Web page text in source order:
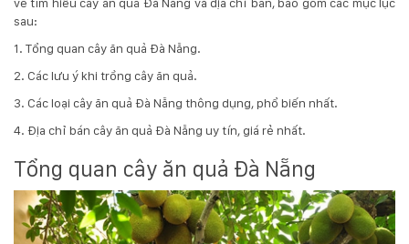
hoasenvietdn@gmail.com
573
Nguyễn
Hữu
Thọ
về tìm hiểu cây ăn quả Đà Nẵng và địa chỉ bán, bao gồm các mục lục
sau:
1. Tổng quan cây ăn quả Đà Nẵng.
2. Các lưu ý khi trồng cây ăn quả.
3. Các loại cây ăn quả Đà Nẵng thông dụng, phổ biến nhất.
4. Địa chỉ bán cây ăn quả Đà Nẵng uy tín, giá rẻ nhất.
Tổng quan cây ăn quả Đà Nẵng